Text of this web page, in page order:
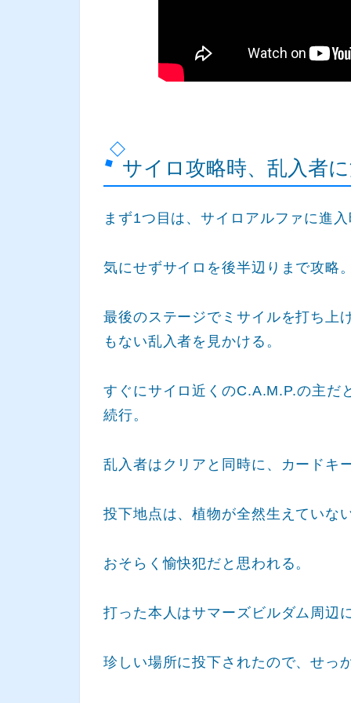
サイロ攻略時、乱入者
まず1つ目は、サイロアルファに進
気にせずサイロを後半辺りまで攻略
最後のステージでミサイルを打ち上
もない乱入者を見かける。
すぐにサイロ近くのC.A.M.P.の主だ
続行。
乱入者はクリアと同時に、カードキ
投下地点は、植物が全然生えていな
おそらく愉快犯だと思われる。
打った本人はサマーズビルダム周辺
珍しい場所に投下されたので、せっ